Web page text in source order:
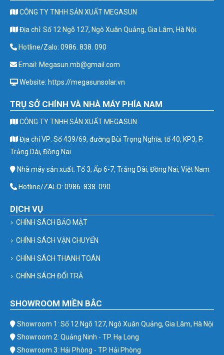
CÔNG TY TNHH SẢN XUẤT MEGASUN
Địa chỉ: Số 12 Ngõ 127, Ngô Xuân Quảng, Gia Lâm, Hà Nội.
Hotline/Zalo: 0986. 838. 090
Email: Megasun.mb@gmail.com
Website: https://megasunsolar.vn
TRỤ SỞ CHÍNH VÀ NHÀ MÁY PHÍA NAM
CÔNG TY TNHH SẢN XUẤT MEGASUN
Địa chỉ VP: Số 439/69, đường Bùi Trọng Nghĩa, tổ 40, KP3, P.
Trảng Dài, Đồng Nai
Nhà máy sản xuất: Tổ 3, Ấp 6-7, Trảng Dài, Đồng Nai, Việt Nam
Hotline/ZALO: 0986. 838. 090
DỊCH VỤ
CHÍNH SÁCH BẢO MẬT
CHÍNH SÁCH VẬN CHUYỂN
CHÍNH SÁCH THANH TOÁN
CHÍNH SÁCH ĐỔI TRẢ
SHOWROOM MIỀN BẮC
Showroom 1: Số 12 Ngõ 127, Ngô Xuân Quảng, Gia Lâm, Hà Nội
Showroom 2: Quảng Ninh - TP. Hạ Long
Showroom 3: Hải Phòng - TP. Hải Phòng